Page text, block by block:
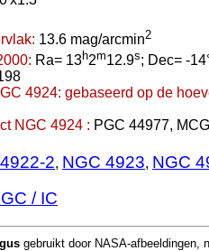
13.6 mag/arcmin2
Ra= 13h2m12.9s; Dec= -
4924: gebaseerd op de
NGC 4924 : PGC 44977,
2, NGC 4923, NGC
/ IC
gebruikt door NASA-afbeeldingen,